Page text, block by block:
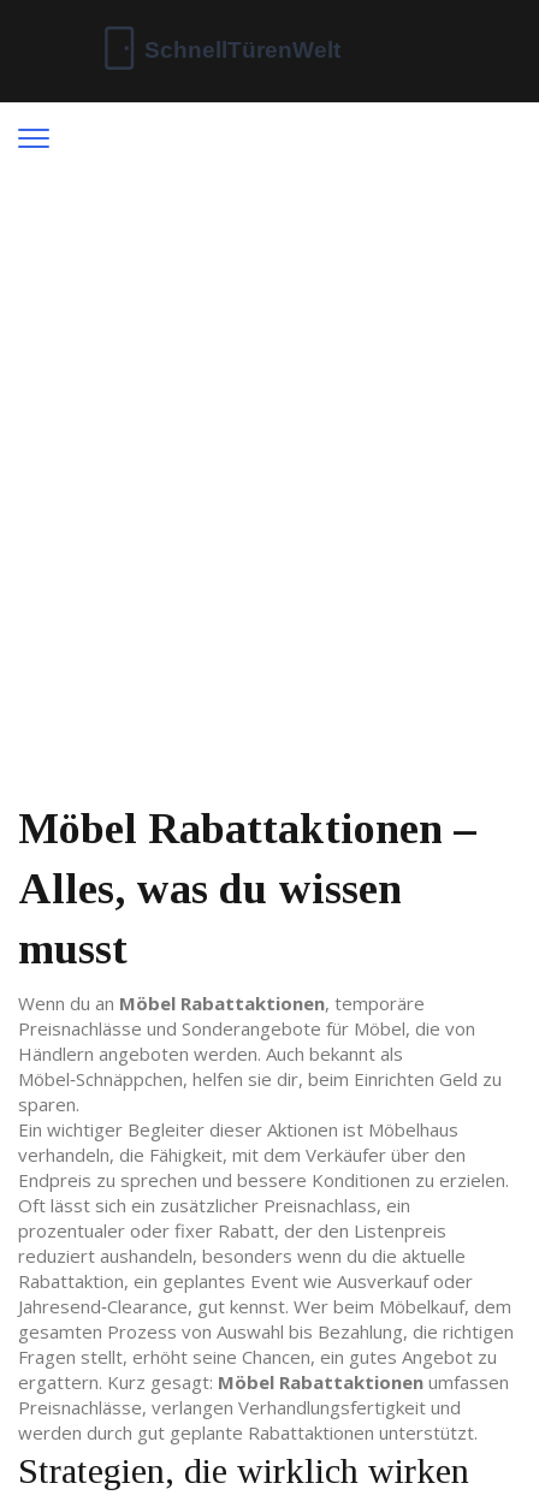
Möbel Rabattaktionen –
Alles, was du wissen
musst
Wenn du an Möbel Rabattaktionen, temporäre
Preisnachlässe und Sonderangebote für Möbel, die von
Händlern angeboten werden. Auch bekannt als
Möbel‑Schnäppchen, helfen sie dir, beim Einrichten Geld zu
sparen.
Ein wichtiger Begleiter dieser Aktionen ist Möbelhaus
verhandeln, die Fähigkeit, mit dem Verkäufer über den
Endpreis zu sprechen und bessere Konditionen zu erzielen.
Oft lässt sich ein zusätzlicher Preisnachlass, ein
prozentualer oder fixer Rabatt, der den Listenpreis
reduziert aushandeln, besonders wenn du die aktuelle
Rabattaktion, ein geplantes Event wie Ausverkauf oder
Jahresend‑Clearance, gut kennst. Wer beim Möbelkauf, dem
gesamten Prozess von Auswahl bis Bezahlung, die richtigen
Fragen stellt, erhöht seine Chancen, ein gutes Angebot zu
ergattern. Kurz gesagt: Möbel Rabattaktionen umfassen
Preisnachlässe, verlangen Verhandlungsfertigkeit und
werden durch gut geplante Rabattaktionen unterstützt.
Strategien, die wirklich wirken